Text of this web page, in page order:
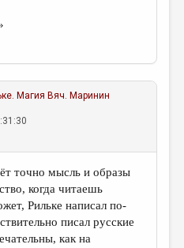
Магия Вяч. Маринин
точно мысль и образы
когда читаешь
Рильке написал по-
писал русские
как на